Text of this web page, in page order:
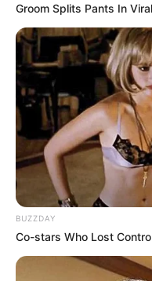
Mengenal Barbarossa,
Pelaut Muslim yang
Dicitrakan Negatif oleh
Dunia Barat
Alamat email Anda tidak akan
Groom Splits Pants In
BUZZDAY
Co-stars Who Lost